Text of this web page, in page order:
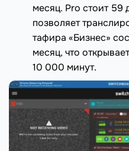
месяц. Pro стоит 59
позволяет
тафира «Бизнес»
месяц, что
10 000 минут.